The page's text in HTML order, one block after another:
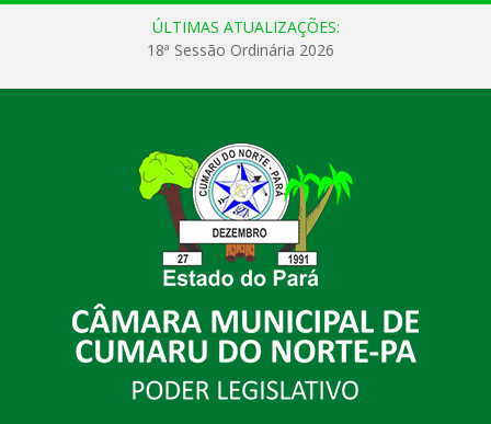
ÚLTIMAS ATUALIZAÇÕES:
18ª Sessão Ordinária 2026